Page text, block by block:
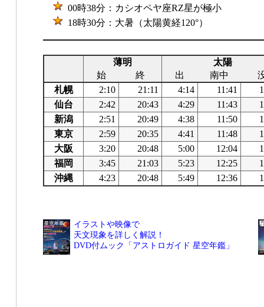
00時38分：カシオペヤ座RZ星が極小
18時30分：大暑（太陽黄経120°）
薄明
太陽
始
終 出 南中
札幌
2:10 21:11 4:14 11:41
仙台
2:42 20:43 4:29 11:43
新潟
2:51 20:49 4:38 11:50
東京
2:59 20:35 4:41 11:48
大阪
3:20 20:48 5:00 12:04
福岡
3:45 21:03 5:23 12:25
沖縄
4:23 20:48 5:49 12:36
イラストや映像で
天文現象を詳しく解説！
DVD付ムック「アストロガイド 星空年鑑」